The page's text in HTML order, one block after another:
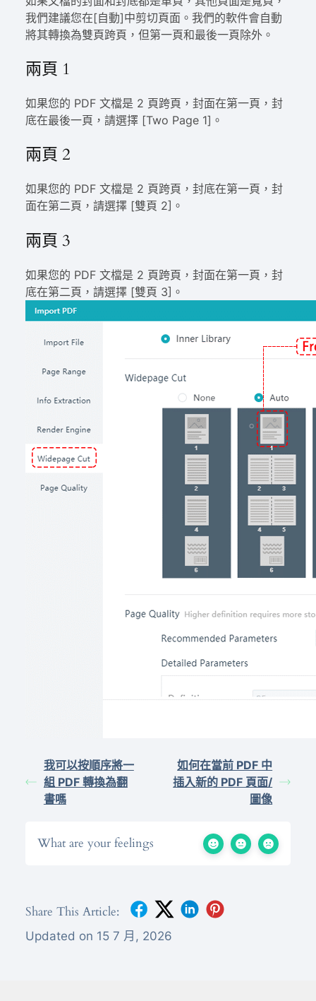
我們建議您在[自動]中剪切頁面。我們的軟件會自動
將其轉換為雙頁跨頁，但第一頁和最後一頁除外。
兩頁 1
如果您的 PDF 文檔是 2 頁跨頁，封面在第一頁，封
底在最後一頁，請選擇 [Two Page 1]。
兩頁 2
如果您的 PDF 文檔是 2 頁跨頁，封底在第一頁，封
面在第二頁，請選擇 [雙頁 2]。
兩頁 3
如果您的 PDF 文檔是 2 頁跨頁，封面在第一頁，封
底在第二頁，請選擇 [雙頁 3]。
我可以按順序將一
組 PDF 轉換為翻
書嗎
如何在當前 PDF 中
插入新的 PDF 頁面/
圖像
What are your feelings
Share This Article:
Updated on 15 7 月, 2026